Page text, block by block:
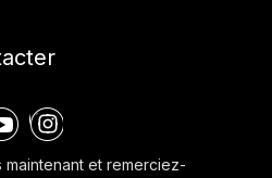
et remerciez-